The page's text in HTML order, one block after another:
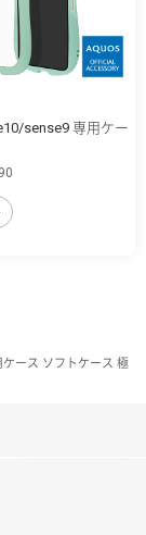
sense9 専用ケー
ース ソフトケース 極